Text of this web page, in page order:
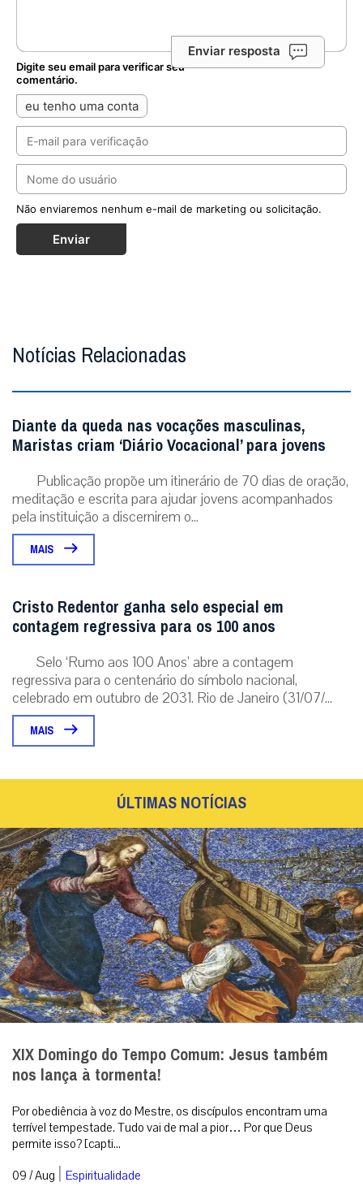
Enviar resposta
Digite seu email para verificar seu
comentário.
eu tenho uma conta
Não enviaremos nenhum e-mail de marketing ou solicitação.
Enviar
Notícias Relacionadas
Diante da queda nas vocações masculinas,
Maristas criam ‘Diário Vocacional’ para jovens
Publicação propõe um itinerário de 70 dias de oração,
meditação e escrita para ajudar jovens acompanhados
pela instituição a discernirem o...
MAIS
Cristo Redentor ganha selo especial em
contagem regressiva para os 100 anos
Selo ‘Rumo aos 100 Anos’ abre a contagem
regressiva para o centenário do símbolo nacional,
celebrado em outubro de 2031. Rio de Janeiro (31/07/...
MAIS
ÚLTIMAS NOTÍCIAS
XIX Domingo do Tempo Comum: Jesus também
nos lança à tormenta!
Por obediência à voz do Mestre, os discípulos encontram uma
terrível tempestade. Tudo vai de mal a pior… Por que Deus
permite isso? [capti...
09 / Aug | Espiritualidade